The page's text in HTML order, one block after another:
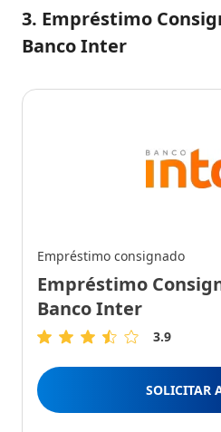
3. Empréstimo
Banco Inter
Empréstimo consignado
Empréstimo
Banco Inter
3.9
5
Estrelas
3.9
SOLICITAR